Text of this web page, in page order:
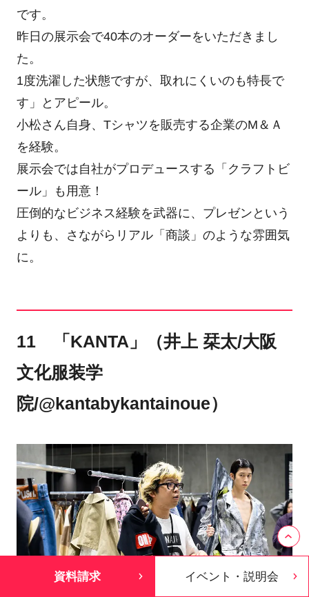
です。
昨日の展示会で40本のオーダーをいただきまし
た。
1度洗濯した状態ですが、取れにくいのも特長で
す」とアピール。
小松さん自身、Tシャツを販売する企業のM＆Ａ
を経験。
展示会では自社がプロデュースする「クラフトビ
ール」も用意！
圧倒的なビジネス経験を武器に、プレゼンという
よりも、さながらリアル「商談」のような雰囲気
に。
11 「KANTA」（井上 栞太/大阪
文化服装学
院/@kantabykantainoue）
資料請求 イベント・説明会